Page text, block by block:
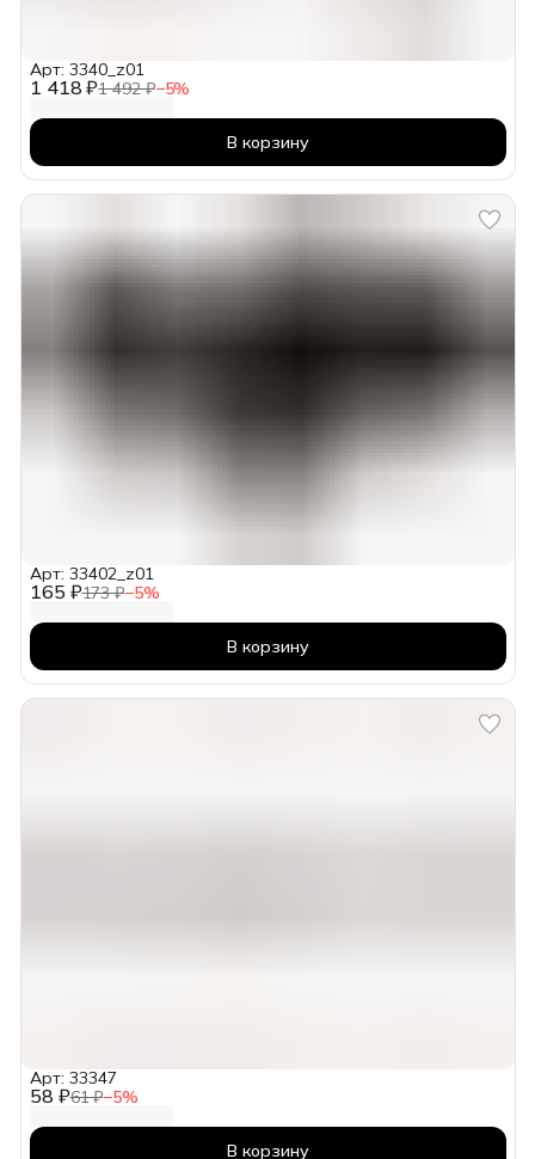
1 418 ₽1 492 ₽−5%
Арт: 3340_z01
В корзину
165 ₽173 ₽−5%
Арт: 33402_z01
В корзину
58 ₽61 ₽−5%
Арт: 33347
В корзину